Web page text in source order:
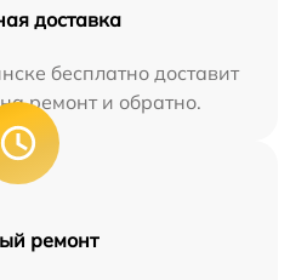
доставка
бесплатно доставит
ремонт и обратно.
ремонт